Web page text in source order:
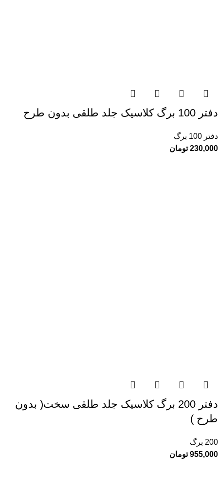
دفتر 100 برگ کلاسیک جلد طلقی بدون طرح
دفتر 100 برگ
230,000 تومان
دفتر 200 برگ کلاسیک جلد طلقی سخت( بدون
طرح )
200 برگ
955,000 تومان